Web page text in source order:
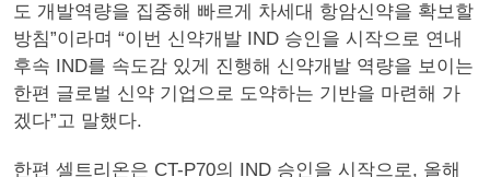
도 개발역량을 집중해 빠르게 차세대 항암신약을 확보할
방침”이라며 “이번 신약개발 IND 승인을 시작으로 연내
후속 IND를 속도감 있게 진행해 신약개발 역량을 보이는
한편 글로벌 신약 기업으로 도약하는 기반을 마련해 가
겠다”고 말했다.
한편 셀트리온은 CT-P70의 IND 승인을 시작으로, 올해